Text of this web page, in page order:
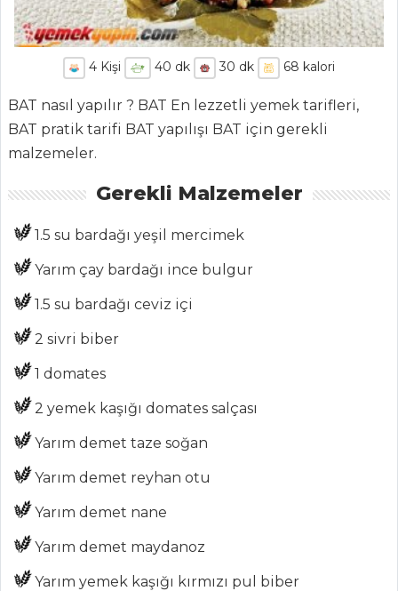
BLOG
Medya
Aktüel
Chefs
Haber
ŞEFİN TARİFLERİ
Tüm
Kategoriler
4 Kişi 40 dk 30 dk 68 kalori
BAT nasıl yapılır ? BAT En lezzetli yemek tarifleri,
BAT pratik tarifi BAT yapılışı BAT için gerekli
malzemeler.
Gerekli Malzemeler
1.5 su bardağı yeşil mercimek
Yarım çay bardağı ince bulgur
1.5 su bardağı ceviz içi
2 sivri biber
1 domates
2 yemek kaşığı domates salçası
Yarım demet taze soğan
Yarım demet reyhan otu
Yarım demet nane
Yarım demet maydanoz
Yarım yemek kaşığı kırmızı pul biber